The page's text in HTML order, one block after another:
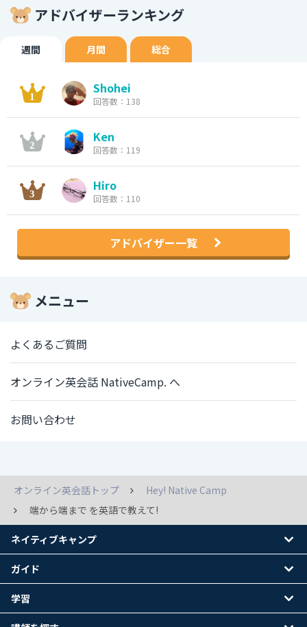
アドバイザーランキング
週間 月間 総合
Shohei
回答数：138
Ken
回答数：119
Hiro
回答数：110
アドバイザー一覧
メニュー
よくあるご質問
オンライン英会話 NativeCamp. へ
お問い合わせ
オンライン英会話トップ
Hey! Native Camp
端から端まで を英語で教えて!
ネイティブキャンプ
ガイド
学習